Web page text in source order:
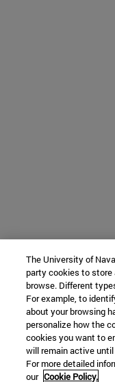
The University of
party cookies to store
browse. Different
For example, to
about your browsing
personalize how the
cookies you want to
will remain active
For more detailed
our Cookie Policy.